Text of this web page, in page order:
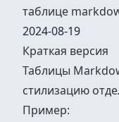
таблице
2024-08-19
Краткая версия
Таблицы
стилизацию
Пример: